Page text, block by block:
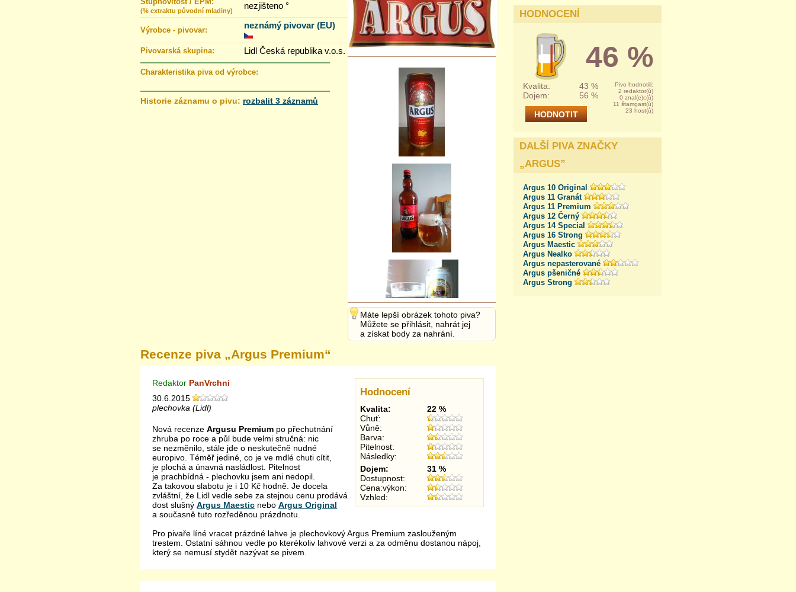
(% extraktu původní mladiny) nezjišteno °
Výrobce - pivovar: neznámý pivovar (EU)
Pivovarská skupina: Lidl Česká republika v.o.s.
Charakteristika piva od výrobce:
Historie záznamu o pivu: rozbalit 3 záznamů
Máte lepší obrázek tohoto piva?
Můžete se přihlásit, nahrát jej
a získat body za nahrání.
Recenze piva „Argus Premium“
Hodnocení
Kvalita:
22 %
Chuť:
Vůně:
Barva:
Pitelnost:
Následky:
Dojem:
31 %
Dostupnost:
Cena:výkon:
Vzhled:
Redaktor PanVrchni
30.6.2015
plechovka (Lidl)
Nová recenze Argusu Premium po přechutnání
zhruba po roce a půl bude velmi stručná: nic
se nezměnilo, stále jde o neskutečně nudné
europivo. Téměř jediné, co je ve mdlé chuti cítit,
je plochá a únavná nasládlost. Pitelnost
je prachbídná - plechovku jsem ani nedopil.
Za takovou slabotu je i 10 Kč hodně. Je docela
zvláštní, že Lidl vedle sebe za stejnou cenu prodává
dost slušný Argus Maestic nebo Argus Original
a současně tuto rozředěnou prázdnotu.
Pro pivaře líné vracet prázdné lahve je plechovkový Argus Premium zaslouženým
trestem. Ostatní sáhnou vedle po kterékoliv lahvové verzi a za odměnu dostanou nápoj,
který se nemusí stydět nazývat se pivem.
HODNOCENÍ
46 %
Kvalita: 43 %
Pivo hodnotili:
2 redaktor(ů)
0 znal(e)c(ů)
11 štamgast(ů)
23 host(ů)
Dojem: 56 %
DALŠÍ PIVA ZNAČKY
„ARGUS”
Argus 10 Original
Argus 11 Granát
Argus 11 Premium
Argus 12 Černý
Argus 14 Special
Argus 16 Strong
Argus Maestic
Argus Nealko
Argus nepasterované
Argus pšeničné
Argus Strong